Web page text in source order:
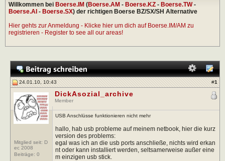
Willkommen bei Boerse.IM (Boerse.AM - Boerse.KZ - Boerse.TW-
Boerse.AI - Boerse.SX) der richtigen Boerse BZ/SX/SH Alternative
Hier gehts zur Anmeldung - Klicke hier um dich auf Boerse.IM/AM zu
registrieren - Register to see all our areas!
24.01.10, 10:43 #1
Mitglied seit: D
ec 2008
Beiträge: 0
DickAsozial_archive
Member
USB Anschlüsse funktionieren nicht mehr
hallo, hab usb probleme auf meinem netbook, hier die kurz
version des problems:
egal was ich an die usb ports anschließe, nichts wird erkan
nt oder kann installiert werden, seltsamerweise außer eine
m einzigen usb stick.